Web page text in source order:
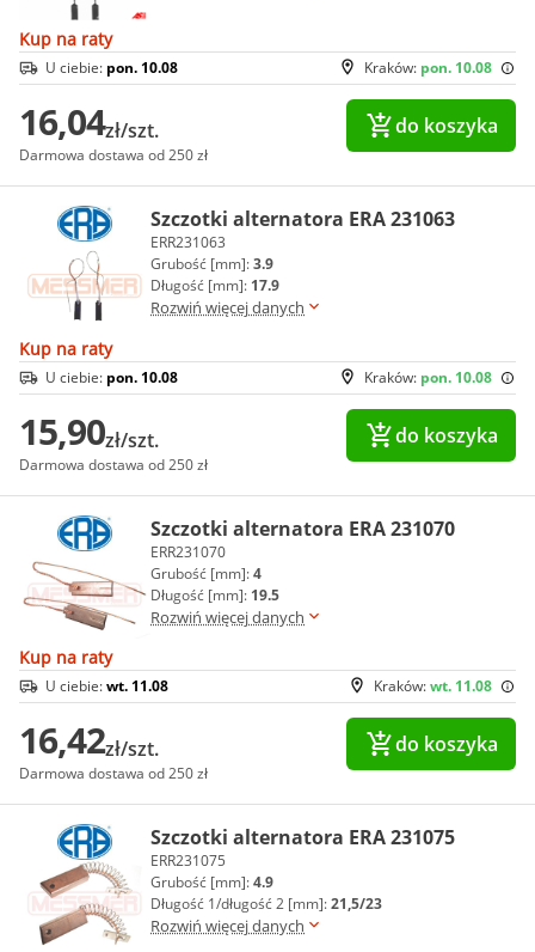
Kup na raty
Kraków: pon. 10.08
U ciebie: pon. 10.08
16,04zł/szt.
Darmowa dostawa od 250 zł
do koszyka
Szczotki alternatora ERA 231063
ERR231063
Grubość [mm]:3.9
Długość [mm]: 17.9
Rozwiń więcej danych
Kup na raty
Kraków: pon. 10.08
U ciebie: pon. 10.08
15,90zł/szt.
Darmowa dostawa od 250 zł
do koszyka
Szczotki alternatora ERA 231070
ERR231070
Grubość [mm]:4
Długość [mm]: 19.5
Rozwiń więcej danych
Kup na raty
Kraków:wt. 11.08
U ciebie:wt. 11.08
16,42zł/szt.
Darmowa dostawa od 250 zł
do koszyka
Szczotki alternatora ERA 231075
ERR231075
Grubość [mm]:4.9
Długość 1/długość 2 [mm]:21,5/23
Rozwiń więcej danych